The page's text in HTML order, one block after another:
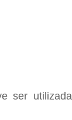
ser utilizada